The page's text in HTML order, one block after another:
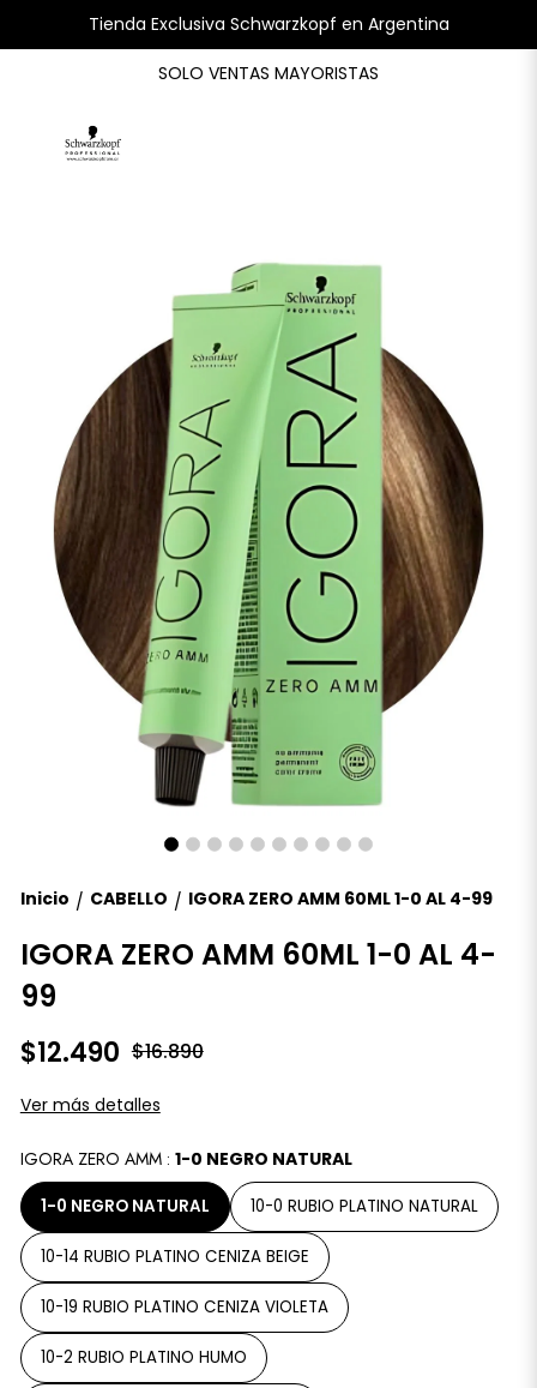
Tienda Exclusiva Schwarzkopf en Argentina
SOLO VENTAS MAYORISTAS
Inicio / CABELLO / IGORA ZERO AMM 60ML 1-0 AL 4-99
IGORA ZERO AMM 60ML 1-0 AL 4-
99
$12.490 $16.890
Ver más detalles
IGORA ZERO AMM : 1-0 NEGRO NATURAL
1-0 NEGRO NATURAL 10-0 RUBIO PLATINO NATURAL
10-14 RUBIO PLATINO CENIZA BEIGE
10-19 RUBIO PLATINO CENIZA VIOLETA
10-2 RUBIO PLATINO HUMO